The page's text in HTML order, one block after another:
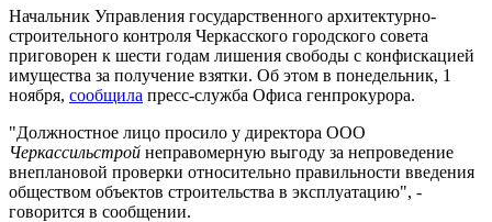
Начальник Управления государственного архитектурно-
строительного контроля Черкасского городского совета
приговорен к шести годам лишения свободы с конфискацией
имущества за получение взятки. Об этом в понедельник, 1
ноября, сообщила пресс-служба Офиса генпрокурора.
"Должностное лицо просило у директора ООО
Черкассильстрой неправомерную выгоду за непроведение
внеплановой проверки относительно правильности введения
обществом объектов строительства в эксплуатацию", -
говорится в сообщении.